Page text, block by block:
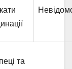
та